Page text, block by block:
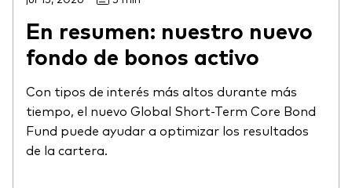
En resumen: nuestro nuevo
fondo de bonos activo
Con tipos de interés más altos durante más
tiempo, el nuevo Global Short-Term Core Bond
Fund puede ayudar a optimizar los resultados
de la cartera.